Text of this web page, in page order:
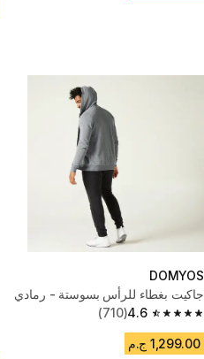
DOMYOS
جاكيت بغطاء للرأس بسوستة - رمادي
4.6
4.6 out of 5 stars from 710 reviews
(710)
1,299.00 ج.م